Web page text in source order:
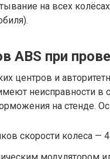
на всех
ABS при
центров и
неисправности в
на стенде.
скорости колеса —
модулятором